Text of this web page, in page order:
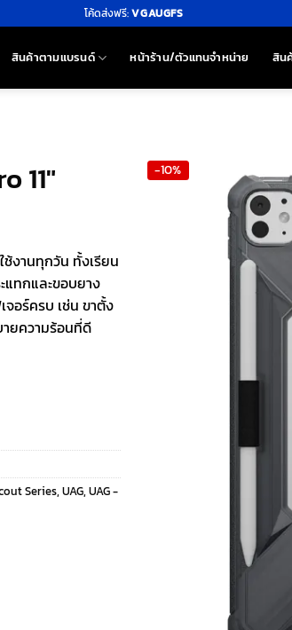
โค้ดส่งฟรี:VGAUGFS
สินค้าตามแบรนด์ หน้าร้าน/ตัวแทนจำหน่าย สิน
11″
งานทุกวัน ทั้งเรียน
แทกและขอบยาง
อร์ครบ เช่น ขาตั้ง
ายความร้อนที่ดี
Series, UAG, UAG -
-10%